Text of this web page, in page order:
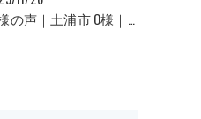
お客様の声｜土浦市 O様｜★★★★★